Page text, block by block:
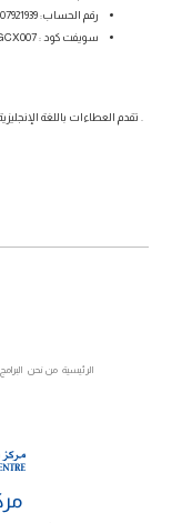
رقم الحساب: 100007921939 جنيه مصري
سويفت كود : CIBEEGCX007
. تقدم العطاءات باللغة
الرئيسية من نحن البرامج